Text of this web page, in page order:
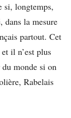
si, longtemps,
dans la mesure
partout. Cet
il n’est plus
monde si on
Rabelais